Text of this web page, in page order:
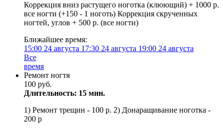
Коррекция вниз растущего ноготка (клюющий) + 1000 р.
все ногти (+150 - 1 ноготь) Коррекция скрученных
ногтей, углов + 500 р. (все ногти)
Ближайшее время:
15:00 24 августа 17:30 24 августа 19:00 24 августа
Все
время
Ремонт ногтя
100 руб.
Длительность: 15 мин.
1) Ремонт трещин - 100 р. 2) Донаращивание ноготка -
200 р